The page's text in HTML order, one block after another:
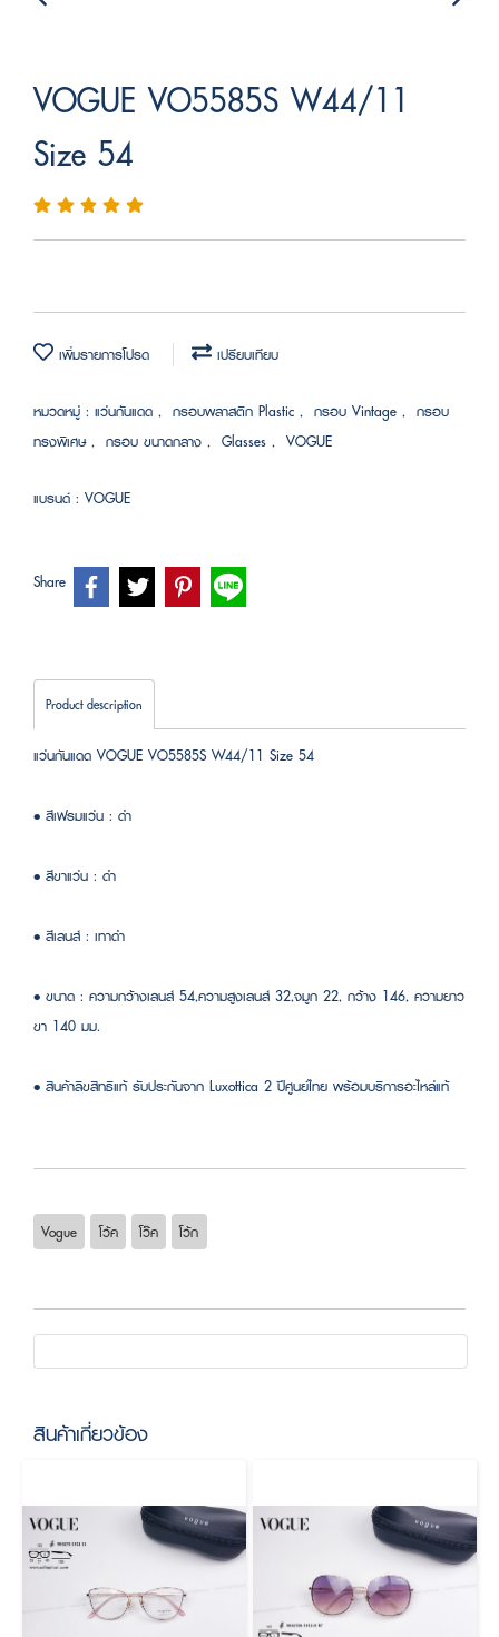
VOGUE VO5585S W44/11
Size 54
เพิ่มรายการโปรด เปรียบเทียบ
หมวดหมู่ : แว่นกันแดด , กรอบพลาสติก Plastic , กรอบ Vintage , กรอบ
ทรงพิเศษ, กรอบ ขนาดกลาง , Glasses , VOGUE
แบรนด์ : VOGUE
Share
Product description
แว่นกันแดด VOGUE VO5585S W44/11 Size 54
• สีเฟรมแว่น : ดำ
• สีขาแว่น : ดำ
• สีเลนส์ : เทาดำ
• ขนาด : ความกว้างเลนส์ 54,ความสูงเลนส์ 32,จมูก 22, กว้าง 146, ความยาว
ขา 140 มม.
• สินค้าลิขสิทธิแท้ รับประกันจาก Luxottica 2 ปีศูนย์ไทย พร้อมบริการอะไหล่แท้
Vogue โว้ค โว๊ค โว้ก
สินค้าเกี่ยวข้อง